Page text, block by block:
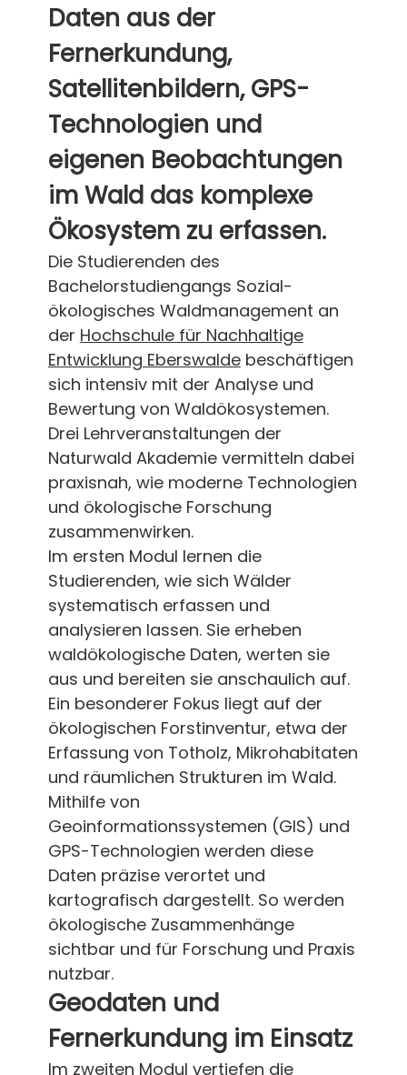
Daten aus der
Fernerkundung,
Satellitenbildern, GPS-
Technologien und
eigenen Beobachtungen
im Wald das komplexe
Ökosystem zu erfassen.
Die Studierenden des
Bachelorstudiengangs Sozial-
ökologisches Waldmanagement an
der Hochschule für Nachhaltige
Entwicklung Eberswaldebeschäftigen
sich intensiv mit der Analyse und
Bewertung von Waldökosystemen.
Drei Lehrveranstaltungen der
Naturwald Akademie vermitteln dabei
praxisnah, wie moderne Technologien
und ökologische Forschung
zusammenwirken.
Im ersten Modul lernen die
Studierenden, wie sich Wälder
systematisch erfassen und
analysieren lassen. Sie erheben
waldökologische Daten, werten sie
aus und bereiten sie anschaulich auf.
Ein besonderer Fokus liegt auf der
ökologischen Forstinventur, etwa der
Erfassung von Totholz, Mikrohabitaten
und räumlichen Strukturen im Wald.
Mithilfe von
Geoinformationssystemen (GIS) und
GPS-Technologien werden diese
Daten präzise verortet und
kartografisch dargestellt. So werden
ökologische Zusammenhänge
sichtbar und für Forschung und Praxis
nutzbar.
Geodaten und
Fernerkundung im Einsatz
Im zweiten Modul vertiefen die